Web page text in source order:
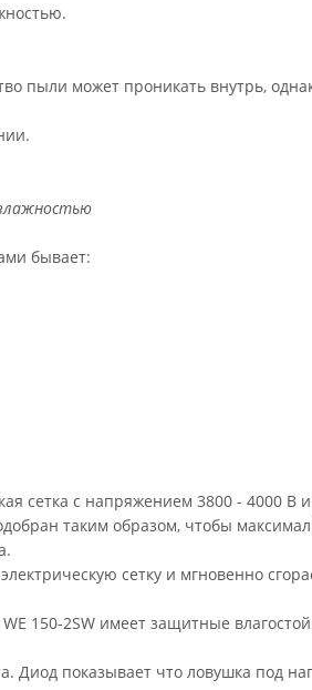
пыли может проникать внутрь,
бывает:
сетка с напряжением 3800 - 4000
таким образом, чтобы
сетку и мгновенно
150-2SW имеет защитные
Диод показывает что ловушка под